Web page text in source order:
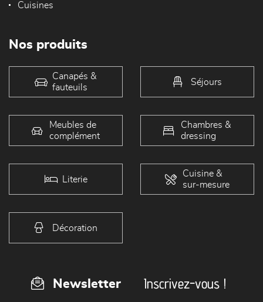
Cuisines
Nos produits
Canapés &
fauteuils
Séjours
Meubles de
complément
Chambres &
dressing
Literie
Cuisine &
sur-mesure
Décoration
Newsletter Inscrivez-vous !